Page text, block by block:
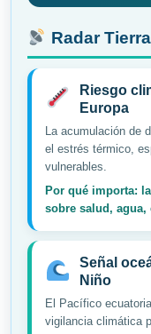
Radar Tierra
Riesgo
Europa
La acumulación de
el estrés térmico,
vulnerables.
Por qué importa:
sobre salud, agua,
Señal
Niño
El Pacífico
vigilancia climática